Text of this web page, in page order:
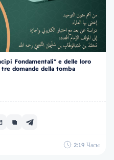
Fondamentali" e delle loro
domande della tomba
2:19 Часы